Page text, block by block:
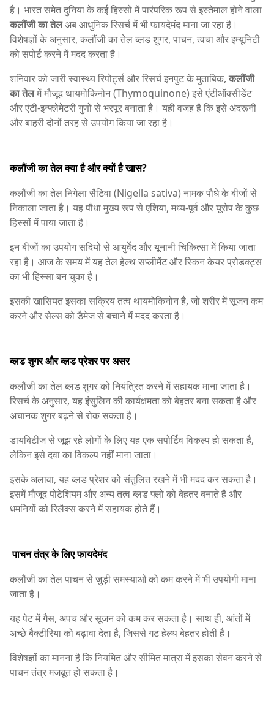
है। भारत समेत दुनिया के कई हिस्सों में पारंपरिक रूप से इस्तेमाल होने वाला
कलौंजी का तेलअब आधुनिक रिसर्च में भी फायदेमंद माना जा रहा है।
विशेषज्ञों के अनुसार, कलौंजी का तेल ब्लड शुगर, पाचन, त्वचा और इम्यूनिटी
को सपोर्ट करने में मदद करता है।
शनिवार को जारी स्वास्थ्य रिपोर्ट्स और रिसर्च इनपुट के मुताबिक,कलौंजी
का तेलमें मौजूद थायमोकिनोन (Thymoquinone) इसे एंटीऑक्सीडेंट
और एंटी-इन्फ्लेमेटरी गुणों से भरपूर बनाता है। यही वजह है कि इसे अंदरूनी
और बाहरी दोनों तरह से उपयोग किया जा रहा है।
कलौंजी का तेल क्या है और क्यों है खास?
कलौंजी का तेल निगेला सैटिवा (Nigella sativa) नामक पौधे के बीजों से
निकाला जाता है। यह पौधा मुख्य रूप से एशिया, मध्य-पूर्व और यूरोप के कुछ
हिस्सों में पाया जाता है।
इन बीजों का उपयोग सदियों से आयुर्वेद और यूनानी चिकित्सा में किया जाता
रहा है। आज के समय में यह तेल हेल्थ सप्लीमेंट और स्किन केयर प्रोडक्ट्स
का भी हिस्सा बन चुका है।
इसकी खासियत इसका सक्रिय तत्व थायमोकिनोन है, जो शरीर में सूजन कम
करने और सेल्स को डैमेज से बचाने में मदद करता है।
ब्लड शुगर और ब्लड प्रेशर पर असर
कलौंजी का तेल ब्लड शुगर को नियंत्रित करने में सहायक माना जाता है।
रिसर्च के अनुसार, यह इंसुलिन की कार्यक्षमता को बेहतर बना सकता है और
अचानक शुगर बढ़ने से रोक सकता है।
डायबिटीज से जूझ रहे लोगों के लिए यह एक सपोर्टिव विकल्प हो सकता है,
लेकिन इसे दवा का विकल्प नहीं माना जाता।
इसके अलावा, यह ब्लड प्रेशर को संतुलित रखने में भी मदद कर सकता है।
इसमें मौजूद पोटेशियम और अन्य तत्व ब्लड फ्लो को बेहतर बनाते हैं और
धमनियों को रिलैक्स करने में सहायक होते हैं।
पाचन तंत्र के लिए फायदेमंद
कलौंजी का तेल पाचन से जुड़ी समस्याओं को कम करने में भी उपयोगी माना
जाता है।
यह पेट में गैस, अपच और सूजन को कम कर सकता है। साथ ही, आंतों में
अच्छे बैक्टीरिया को बढ़ावा देता है, जिससे गट हेल्थ बेहतर होती है।
विशेषज्ञों का मानना है कि नियमित और सीमित मात्रा में इसका सेवन करने से
पाचन तंत्र मजबूत हो सकता है।